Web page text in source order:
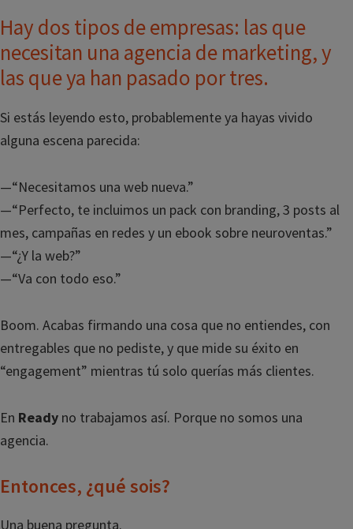
Hay dos tipos de empresas: las que
necesitan una agencia de marketing, y
las que ya han pasado por tres.
Si estás leyendo esto, probablemente ya hayas vivido
alguna escena parecida:
—“Necesitamos una web nueva.”
—“Perfecto, te incluimos un pack con branding, 3 posts al
mes, campañas en redes y un ebook sobre neuroventas.”
—“¿Y la web?”
—“Va con todo eso.”
Boom. Acabas firmando una cosa que no entiendes, con
entregables que no pediste, y que mide su éxito en
“engagement” mientras tú solo querías más clientes.
En Ready no trabajamos así. Porque no somos una
agencia.
Entonces, ¿qué sois?
Una buena pregunta.